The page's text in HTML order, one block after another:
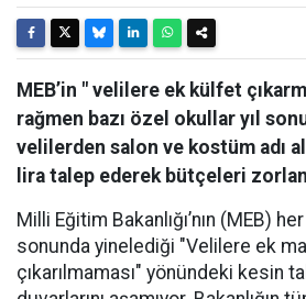
MEB’in " velilere ek külfet
rağmen bazı özel okullar yıl
velilerden salon ve kostüm adı
lira talep ederek bütçeleri
Milli Eğitim Bakanlığı’nın (MEB)
sonunda yinelediği "Velilere ek
çıkarılmaması" yönündeki kesin